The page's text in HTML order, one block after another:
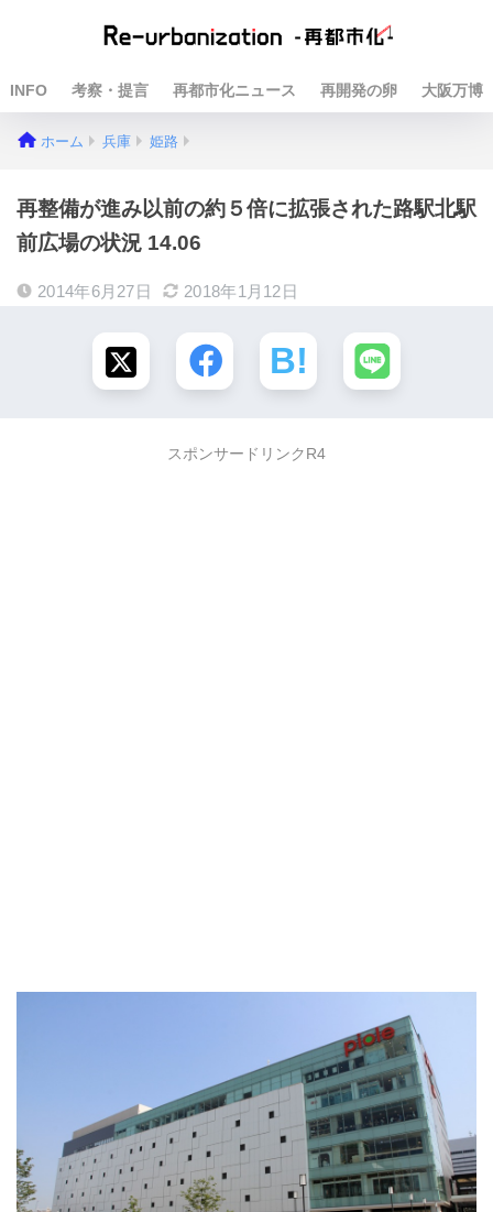
INFO 考察・提言 再都市化ニュース 再開発の卵 大阪万博
ホーム 兵庫 姫路
再整備が進み以前の約５倍に拡張された路駅北駅
前広場の状況 14.06
2014年6月27日 2018年1月12日
スポンサードリンクR4